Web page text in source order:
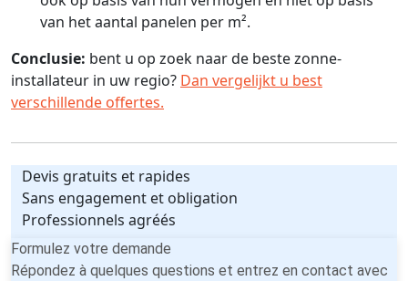
van het aantal panelen per m².
Conclusie: bent u op zoek naar de beste zonne-
installateur in uw regio? Dan vergelijkt u best
verschillende offertes.
Devis gratuits et rapides
Sans engagement et obligation
Professionnels agréés
Formulez votre demande
Répondez à quelques questions et entrez en contact avec